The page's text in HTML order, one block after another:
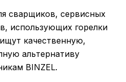
сварщиков, сервисных
использующих горелки
качественную,
альтернативу
BINZEL.